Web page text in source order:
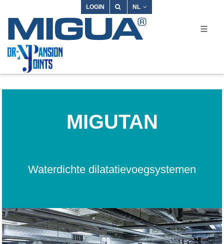
LOGIN NL
MIGUTAN
Waterdichte dilatatievoegsystemen